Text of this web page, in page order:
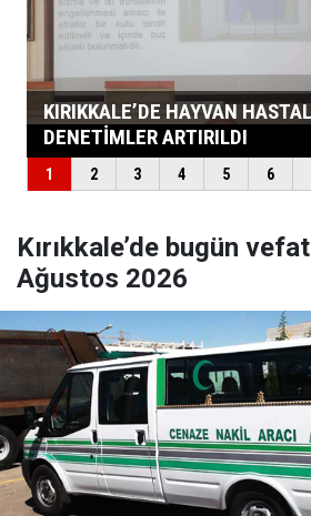
Kırıkkale’de bugün
Ağustos 2026